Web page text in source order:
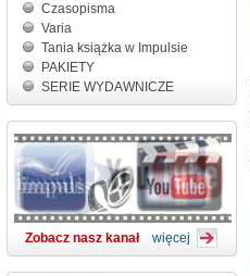
Czasopisma
Varia
Tania książka w Impulsie
PAKIETY
SERIE WYDAWNICZE
Zobacz nasz kanał więcej